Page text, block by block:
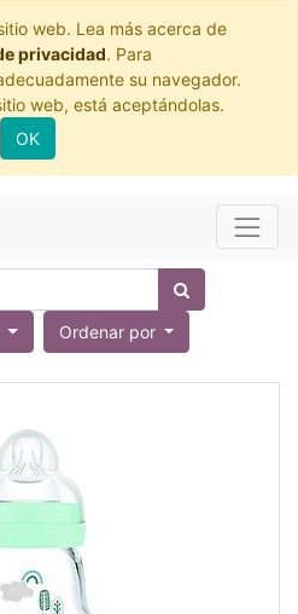
web. Lea más acerca de
privacidad. Para
su navegador.
web, está aceptándolas.
OK
Ordenar por